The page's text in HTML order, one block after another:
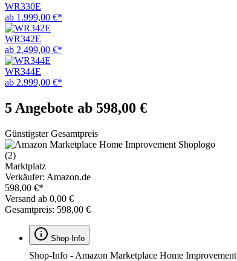
WR330E
ab 1.999,00 €*
WR342E
ab 2.499,00 €*
WR344E
ab 2.999,00 €*
5 Angebote ab 598,00 €
Günstigster Gesamtpreis
(2)
Marktplatz
Verkäufer: Amazon.de
598,00 €*
Versand ab 0,00 €
Gesamtpreis: 598,00 €
Shop-Info
Shop-Info - Amazon Marketplace Home Improvement